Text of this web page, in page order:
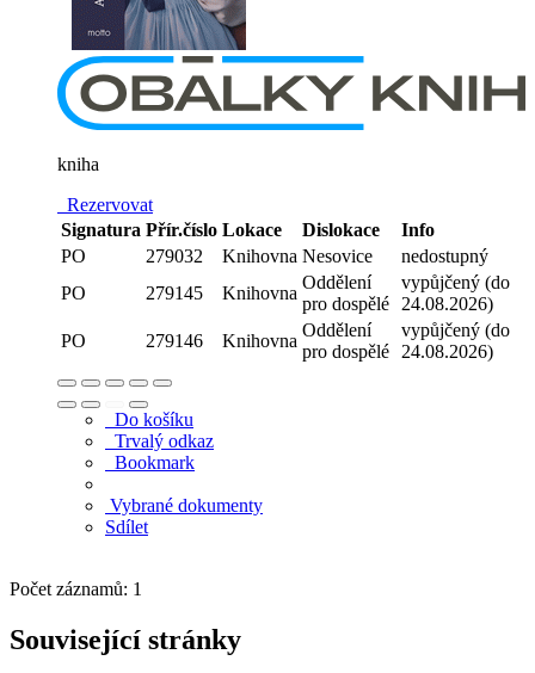
kniha
Rezervovat
Signatura Přír.číslo Lokace Dislokace
Info
PO
279032 Knihovna Nesovice
nedostupný
PO
279145 Knihovna
Oddělení
pro dospělé
vypůjčený (do
24.08.2026)
PO
279146 Knihovna
Oddělení
pro dospělé
vypůjčený (do
24.08.2026)
Do košíku
Trvalý odkaz
Bookmark
Vybrané dokumenty
Sdílet
Počet záznamů: 1
Související stránky